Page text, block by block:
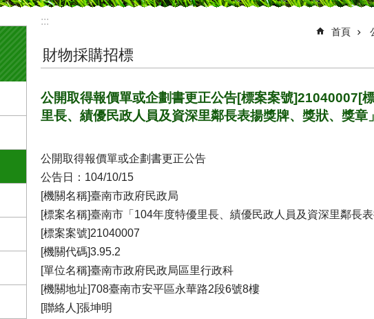
:::
首頁
財物採購招標
公開取得報價單或企劃書更正公告[標案案號]21040007[
里長、績優民政人員及資深里鄰長表揚獎牌、獎狀、獎章
公開取得報價單或企劃書更正公告
公告日：104/10/15
[機關名稱]臺南市政府民政局
[標案名稱]臺南市「104年度特優里長、績優民政人員及資深里鄰長
[標案案號]21040007
[機關代碼]3.95.2
[單位名稱]臺南市政府民政局區里行政科
[機關地址]708臺南市安平區永華路2段6號8樓
[聯絡人]張坤明